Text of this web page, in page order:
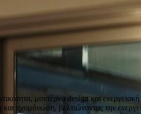
μοντέρνο design και
ηχομόνωση, βελτιώνοντας την